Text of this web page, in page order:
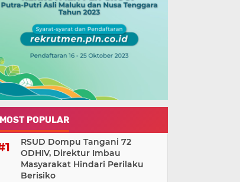
MOST POPULAR
RSUD Dompu Tangani 72
ODHIV, Direktur Imbau
Masyarakat Hindari Perilaku
Berisiko